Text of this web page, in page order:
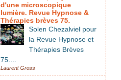
d'une microscopique
lumière. Revue Hypnose &
Thérapies brèves 75.
Solen Chezalviel pour
la Revue Hypnose et
Thérapies Brèves
75....
Laurent Gross